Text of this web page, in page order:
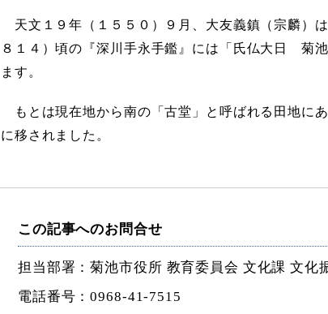
天文１９年（１５５０）９月、大友義鎮（宗麟）
８１４）頃の『深川手永手鑑』には「氏仏大日 菊
ます。
もとは現在地から南の「古堂」と呼ばれる田地に
に移されました。
この記事へのお問合せ
担当部署：菊池市役所 教育委員会 文化課 文化
電話番号：0968-41-7515